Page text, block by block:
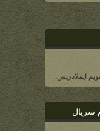
ایملادریس.
سریال